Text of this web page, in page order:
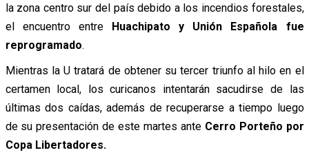
la zona centro sur del país debido a los incendios forestales,
el encuentro entre Huachipato y Unión Española fue
reprogramado.
Mientras la U tratará de obtener su tercer triunfo al hilo en el
certamen local, los curicanos intentarán sacudirse de las
últimas dos caídas, además de recuperarse a tiempo luego
de su presentación de este martes ante Cerro Porteño por
Copa Libertadores.